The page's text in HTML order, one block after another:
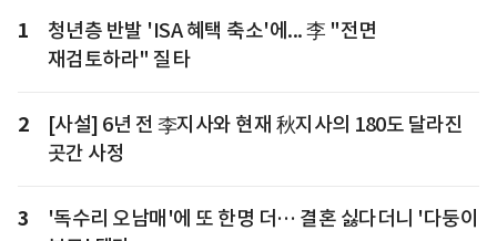
1
청년층 반발 'ISA 혜택 축소'에... 李 "전면
재검토하라" 질타
2
[사설] 6년 전 李지사와 현재 秋지사의 180도 달라진
곳간 사정
3
'독수리 오남매'에 또 한명 더… 결혼 싫다더니 '다둥이